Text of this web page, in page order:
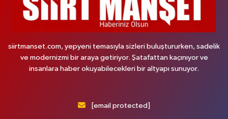
siirtmanset.com, yepyeni temasıyla sizleri buluştururken, sadelik
ve modernizmi bir araya getiriyor. Şatafattan kaçınıyor ve
insanlara haber okuyabilecekleri bir altyapı sunuyor.
[email protected]